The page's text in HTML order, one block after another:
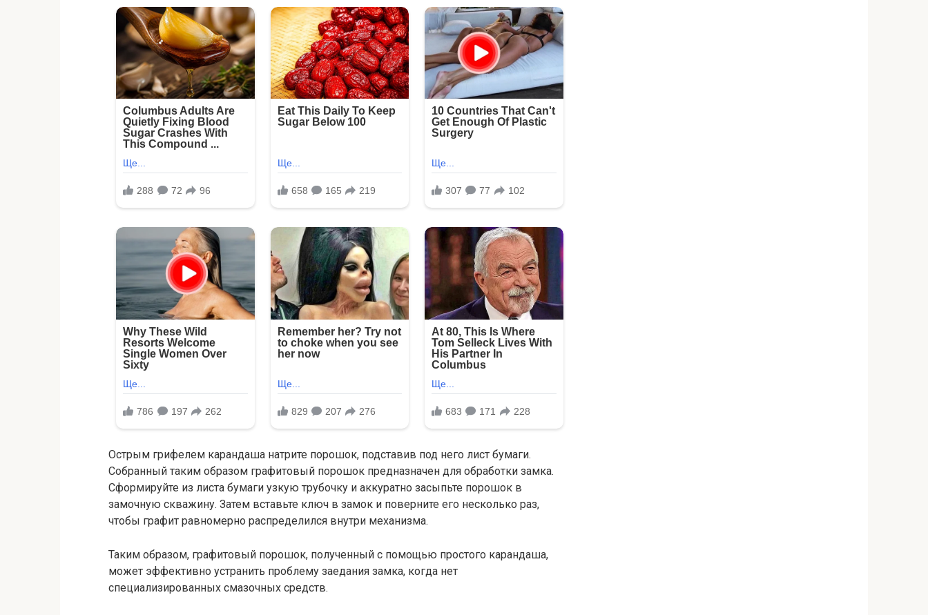
Острым грифелем карандаша натрите порошок, подставив под него лист бумаги.
Собранный таким образом графитовый порошок предназначен для обработки замка.
Сформируйте из листа бумаги узкую трубочку и аккуратно засыпьте порошок в
замочную скважину. Затем вставьте ключ в замок и поверните его несколько раз,
чтобы графит равномерно распределился внутри механизма.
Таким образом, графитовый порошок, полученный с помощью простого карандаша,
может эффективно устранить проблему заедания замка, когда нет
специализированных смазочных средств.